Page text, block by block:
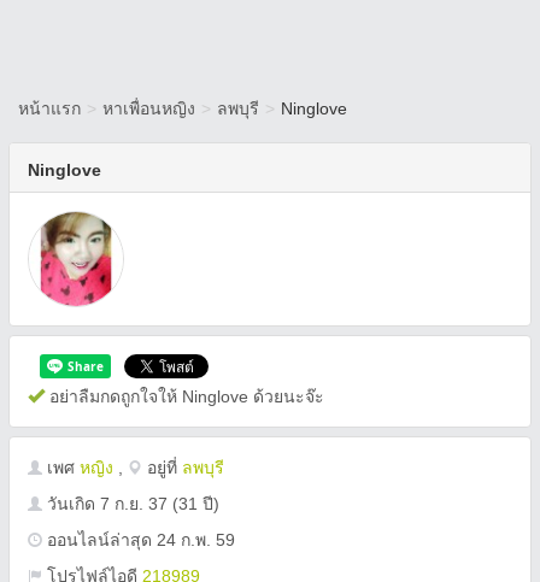
หน้าแรก > หาเพื่อนหญิง > ลพบุรี > Ninglove
Ninglove
อย่าลืมกดถูกใจให้ Ninglove ด้วยนะจ๊ะ
เพศ หญิง อยู่ที่ ลพบุรี
วันเกิด 7 ก.ย. 37 (31 ปี)
ออนไลน์ล่าสุด 24 ก.พ. 59
โปรไฟล์ไอดี 218989